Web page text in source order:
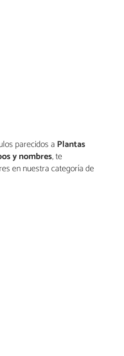
parecidos a Plantas
y nombres, te
en nuestra categoría de